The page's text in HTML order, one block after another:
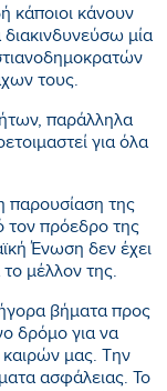
κάποιοι κάνουν
μία
τους.
παράλληλα
για όλα
παρουσίαση της
τον πρόεδρο της
Ένωση δεν έχει
μέλλον της.
βήματα προς
δρόμο για να
καιρών μας. Την
ασφάλειας. Το